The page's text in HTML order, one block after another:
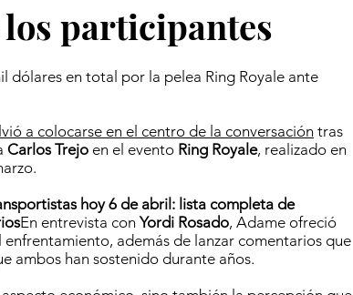
participantes
dólares en total por la pelea Ring Royale ante
a colocarse en el centro de la conversación tras
Carlos Trejo en el evento Ring Royale, realizado en
hoy 6 de abril: lista completa de
En entrevista conYordi Rosado, Adame ofreció
además de lanzar comentarios que
ambos han sostenido durante años.